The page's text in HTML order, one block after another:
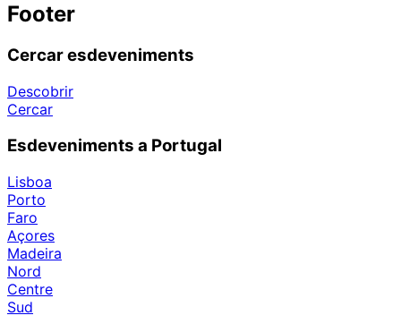
Footer
Cercar esdeveniments
Descobrir
Cercar
Esdeveniments a Portugal
Lisboa
Porto
Faro
Açores
Madeira
Nord
Centre
Sud